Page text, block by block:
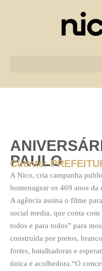
PAULO
Cliente:
A Nico, cria campanha
homenagear os 469 anos
A agência assina o filme
social media, que conta
todos e para todos” para
construída por pretos,
fortes, batalhadoras e
única e acolhedora.“O